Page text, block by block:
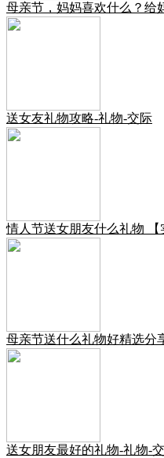
母亲节，妈妈喜欢什么？给
送女友礼物攻略-礼物-交际
情人节送女朋友什么礼物
母亲节送什么礼物好精选分
送女朋友最好的礼物-礼物-